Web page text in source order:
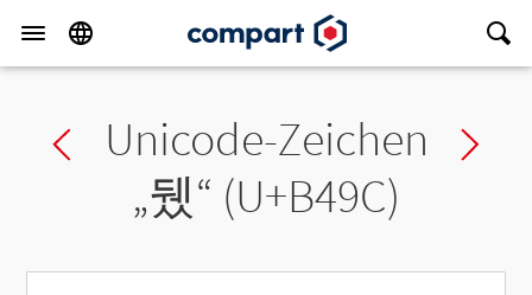
Previous char
Unicode-Zeichen
„뒜“ (U+B49C)